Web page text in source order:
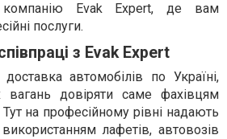
компанію Evak Expert, де вам
послуги.
з Evak Expert
автомобілів по Україні,
довіряти саме фахівцям
Тут на професійному рівні надають
лафетів, автовозів